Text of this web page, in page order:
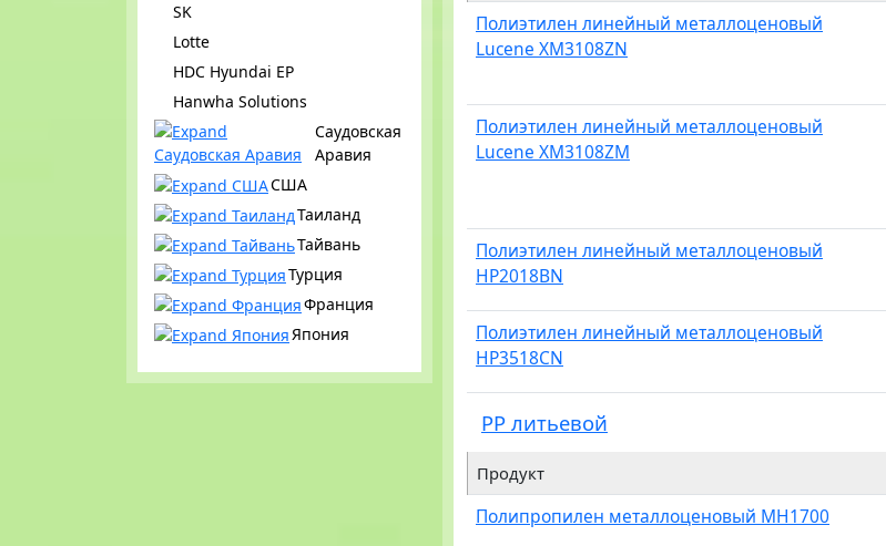
SK
Lotte
HDC Hyundai EP
Hanwha Solutions
Саудовская
Аравия
США
Таиланд
Тайвань
Турция
Франция
Япония
Полиэтилен линейный металлоценовый
Lucene XM3108ZN
Полиэтилен линейный металлоценовый
Lucene XM3108ZM
Полиэтилен линейный металлоценовый
HP2018BN
Полиэтилен линейный металлоценовый
HP3518CN
PP литьевой
Продукт
Полипропилен металлоценовый MH1700